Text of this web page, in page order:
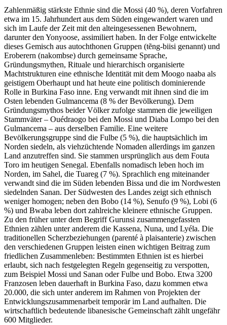
Zahlenmäßig stärkste Ethnie sind die Mossi (40 %), deren Vorfahren
etwa im 15. Jahrhundert aus dem Süden eingewandert waren und
sich im Laufe der Zeit mit den alteingesessenen Bewohnern,
darunter den Yonyoose, assimiliert haben. In der Folge entwickelte
dieses Gemisch aus autochthonen Gruppen (tẽng-biisi genannt) und
Eroberern (nakombse) durch gemeinsame Sprache,
Gründungsmythen, Rituale und hierarchisch organisierte
Machtstrukturen eine ethnische Identität mit dem Moogo naaba als
geistigem Oberhaupt und hat heute eine politisch dominierende
Rolle in Burkina Faso inne. Eng verwandt mit ihnen sind die im
Osten lebenden Gulmancema (8 % der Bevölkerung). Dem
Gründungsmythos beider Völker zufolge stammen die jeweiligen
Stammväter – Ouédraogo bei den Mossi und Diaba Lompo bei den
Gulmancema – aus derselben Familie. Eine weitere
Bevölkerungsgruppe sind die Fulbe (5 %), die hauptsächlich im
Norden siedeln, als viehzüchtende Nomaden allerdings im ganzen
Land anzutreffen sind. Sie stammen ursprünglich aus dem Fouta
Toro im heutigen Senegal. Ebenfalls nomadisch leben hoch im
Norden, im Sahel, die Tuareg (7 %). Sprachlich eng miteinander
verwandt sind die im Süden lebenden Bissa und die im Nordwesten
siedelnden Sanan. Der Südwesten des Landes zeigt sich ethnisch
weniger homogen; neben den Bobo (14 %), Senufo (9 %), Lobi (6
%) und Bwaba leben dort zahlreiche kleinere ethnische Gruppen.
Zu den früher unter dem Begriff Gurunsi zusammengefassten
Ethnien zählen unter anderem die Kassena, Nuna, und Lyéla. Die
traditionellen Scherzbeziehungen (parenté à plaisanterie) zwischen
den verschiedenen Gruppen leisten einen wichtigen Beitrag zum
friedlichen Zusammenleben: Bestimmten Ethnien ist es hierbei
erlaubt, sich nach festgelegten Regeln gegenseitig zu verspotten,
zum Beispiel Mossi und Sanan oder Fulbe und Bobo. Etwa 3200
Franzosen leben dauerhaft in Burkina Faso, dazu kommen etwa
20.000, die sich unter anderem im Rahmen von Projekten der
Entwicklungszusammenarbeit temporär im Land aufhalten. Die
wirtschaftlich bedeutende libanesische Gemeinschaft zählt ungefähr
600 Mitglieder.